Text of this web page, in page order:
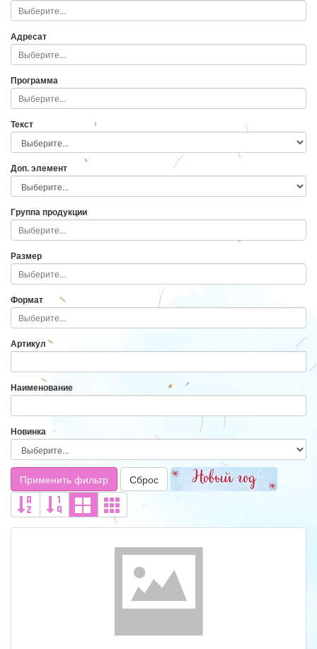
Адресат
Программа
Текст
Доп. элемент
Группа продукции
Размер
Формат
Артикул
Наименование
Новинка
Применить фильтр Сброс